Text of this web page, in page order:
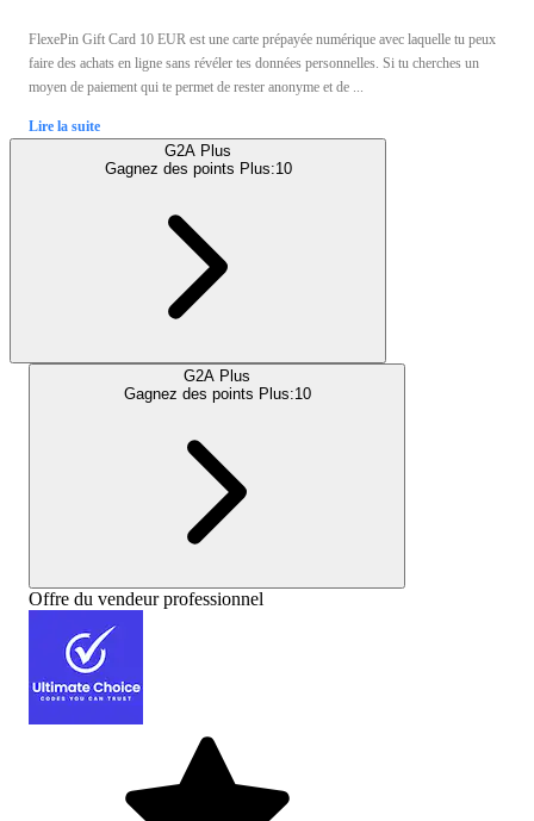
FlexePin Gift Card 10 EUR est une carte prépayée numérique avec laquelle tu peux
faire des achats en ligne sans révéler tes données personnelles. Si tu cherches un
moyen de paiement qui te permet de rester anonyme et de ...
Lire la suite
G2A Plus
Gagnez des points Plus:10
G2A Plus
Gagnez des points Plus:10
Offre du vendeur professionnel